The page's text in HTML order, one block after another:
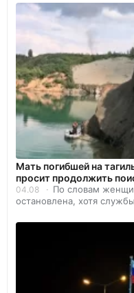
Мать погибшей на
просит продолжить
04.08
По словам
остановлена, хотя